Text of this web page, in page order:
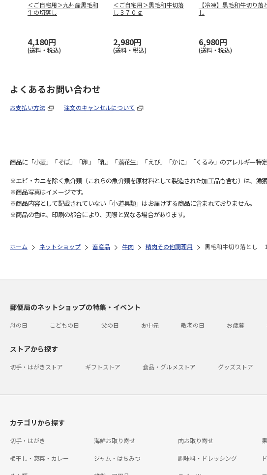
＜ご自宅用＞九州産黒毛和
牛の切落し
4,180円
(送料・税込)
＜ご自宅用＞黒毛和牛切落
し３７０ｇ
2,980円
(送料・税込)
【冷凍】黒毛和牛切り落
し
6,980円
(送料・税込)
よくあるお問い合わせ
お支払い方法 注文のキャンセルについて
商品に「小麦」「そば」「卵」「乳」「落花生」「えび」「かに」「くるみ」のアレルギー特
※エビ・カニを除く魚介類（これらの魚介類を原材料として製造された加工品も含む）は、漁
※商品写真はイメージです。
※商品内容として記載されていない「小道具類」はお届けする商品に含まれておりません。
※商品の色は、印刷の都合により、実際と異なる場合があります。
ホーム ネットショップ 畜産品 牛肉 精肉その他調理用 黒毛和牛切り落とし
郵便局のネットショップの特集・イベント
母の日 こどもの日 父の日 お中元 敬老の日 お歳暮
ストアから探す
切手・はがきストア ギフトストア 食品・グルメストア グッズストア
カテゴリから探す
切手・はがき 海鮮お取り寄せ 肉お取り寄せ
梅干し・惣菜・カレー ジャム・はちみつ 調味料・ドレッシング